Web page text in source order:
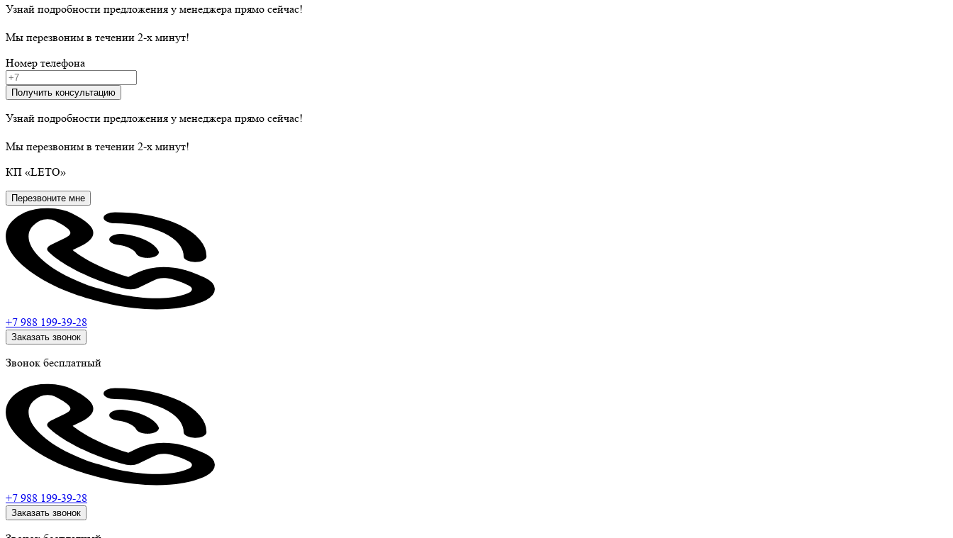
Узнай подробности предложения у менеджера прямо сейчас!
Мы перезвоним в течении 2-х минут!
Номер телефона
Получить консультацию
Узнай подробности предложения у менеджера прямо сейчас!
Мы перезвоним в течении 2-х минут!
КП «LETO»
Перезвоните мне
+7 988 199-39-28
Заказать звонок
Звонок бесплатный
+7 988 199-39-28
Заказать звонок